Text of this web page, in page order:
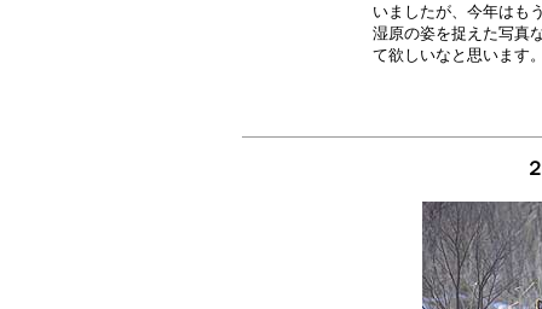
いましたが、今年はも
湿原の姿を捉えた写真